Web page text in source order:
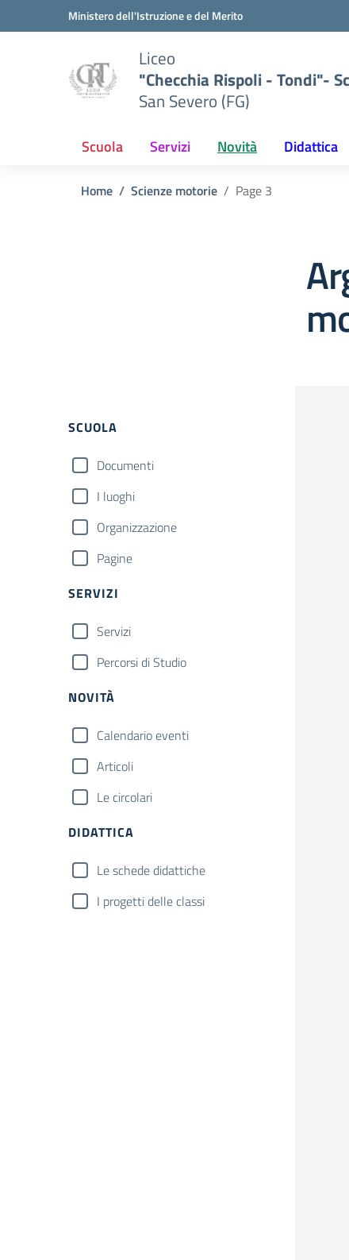
Vai ai contenuti
Vai al menu di navigazioneMinistero dell'Istruzione e del Merito
Liceo
"Checchia Rispoli - Tondi"-
San Severo (FG)
Scuola Servizi Novità Didattica
Home Scienze motorie Page 3
Filtri
SCUOLA
Documenti
I luoghi
Organizzazione
Pagine
SERVIZI
Servizi
Percorsi di Studio
NOVITÀ
Calendario eventi
Articoli
Le circolari
DIDATTICA
Le schede didattiche
I progetti delle classi